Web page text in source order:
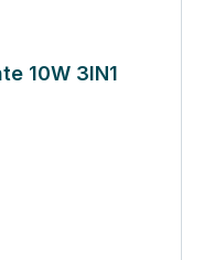
10W 3IN1